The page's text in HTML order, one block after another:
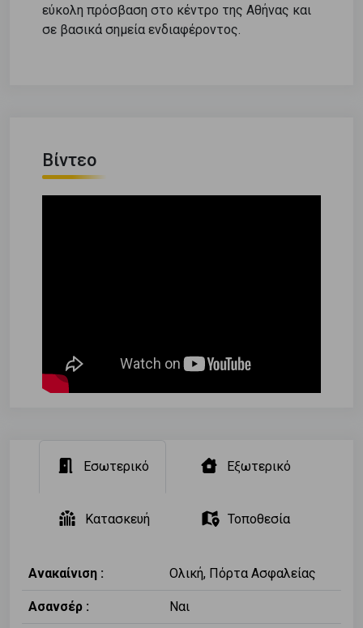
εύκολη πρόσβαση στο κέντρο της Αθήνας και
σε βασικά σημεία ενδιαφέροντος.
Βίντεο
Εσωτερικό Εξωτερικό
Κατασκευή Τοποθεσία
Ανακαίνιση : Ολική, Πόρτα Ασφαλείας
Ασανσέρ : Ναι